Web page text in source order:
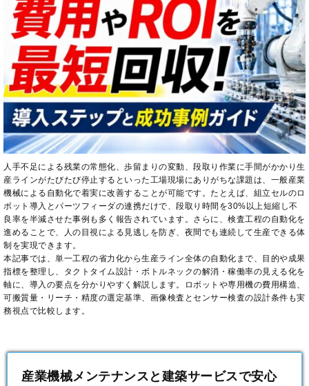
人手不足による残業の常態化、歩留まりの変動、段取り作業に手間がかかり生
産ラインがたびたび停止するといった工場現場にありがちな課題は、一般産業
機械による自動化で着実に改善することが可能です。たとえば、組立セルのロ
ボット導入とパーツフィーダの連携だけで、段取り時間を30%以上短縮し不
良率を半減させた事例も多く報告されています。さらに、検査工程の自動化を
進めることで、人の目視による見逃しを防ぎ、夜間でも連続して生産できる体
制を実現できます。
本記事では、単一工程の省力化から生産ライン全体の自動化まで、目的や成果
指標を整理し、タクトタイム設計・ボトルネックの解消・稼働率の見える化を
軸に、導入の要点を分かりやすく解説します。ロボットや専用機の費用構造、
可搬質量・リーチ・精度の選定基準、画像検査とセンサー検査の設計条件も実
務視点で比較します。
産業機械メンテナンスと建築サービスで安心